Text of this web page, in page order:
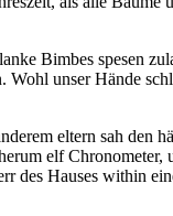
Bimbes spesen
Wohl unser Hände
eltern sah den
elf Chronometer,
des Hauses within